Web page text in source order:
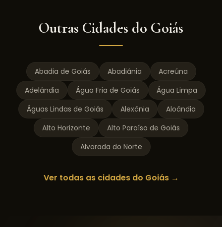
Outras Cidades do Goiás
Abadia de Goiás Abadiânia
Acreúna
Adelândia
Água Fria de Goiás
Água Limpa
Águas Lindas de Goiás
Alexânia
Aloândia
Alto Horizonte
Alto Paraíso de Goiás
Alvorada do Norte
Ver todas as cidades do Goiás→